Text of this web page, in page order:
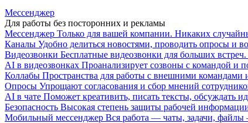
Мессенджер
Для работы без посторонних и рекламы
Мессенджер Только для вашей компании. Никаких
Каналы Удобно делиться новостями, проводить опросы и
Видеозвонки Бесплатные видеозвонки для больших
AI в видеозвонках Проанализирует созвоны с командой и
Коллабы Пространства для работы с внешними командами
Опросы Упрощают согласования и сбор мнений
AI в чате Поможет креативить, писать тексты, обсуждать
Безопасность Высокая степень защиты рабочей
Мобильный мессенджер Вся работа — чаты, задачи,